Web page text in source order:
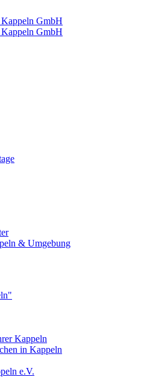
& Umgebung
Kappeln
in Kappeln
e.V.